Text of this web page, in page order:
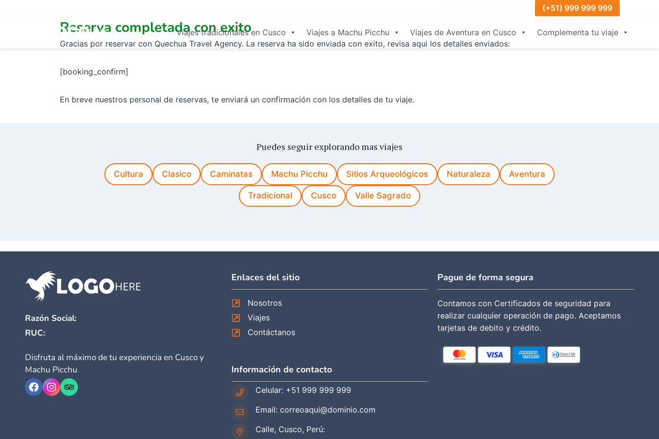
(+51) 999 999 999
Viajes tradicionales en Cusco Viajes a Machu Picchu Viajes de Aventura en Cusco Complementa tu viaje
Reserva completada con exito
Gracias por reservar con Quechua Travel Agency. La reserva ha sido enviada con exito, revisa aqui los detalles enviados:
[booking_confirm]
En breve nuestros personal de reservas, te enviará un confirmación con los detalles de tu viaje.
Puedes seguir explorando mas viajes
Cultura Clasico Caminatas Machu Picchu Sitios Arqueológicos Naturaleza Aventura
Tradicional Cusco Valle Sagrado
Razón Social:
RUC:
Disfruta al máximo de tu experiencia en Cusco y
Machu Picchu
Enlaces del sitio
Nosotros
Viajes
Contáctanos
Información de contacto
Celular: +51 999 999 999
Email: correoaqui@dominio.com
Calle, Cusco, Perú:
Pague de forma segura
Contamos con Certificados de seguridad para
realizar cualquier operación de pago. Aceptamos
tarjetas de debito y crédito.